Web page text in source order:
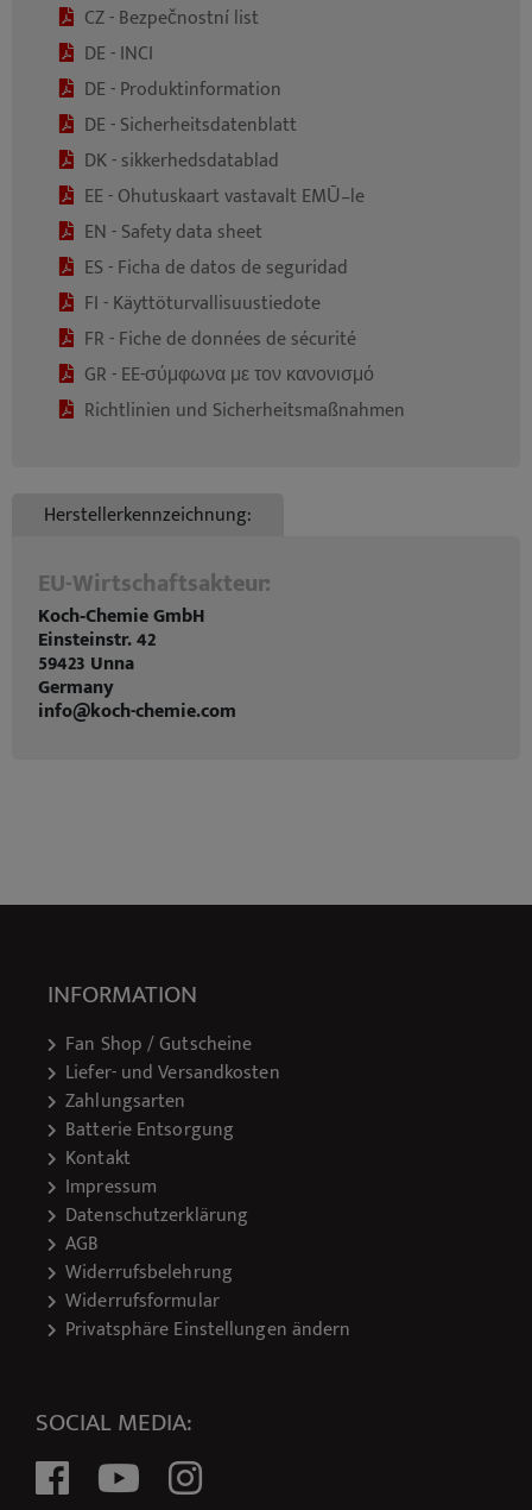
CZ - Bezpečnostní list
DE - INCI
DE - Produktinformation
DE - Sicherheitsdatenblatt
DK - sikkerhedsdatablad
EE - Ohutuskaart vastavalt EMŪ–le
EN - Safety data sheet
ES - Ficha de datos de seguridad
FI - Käyttöturvallisuustiedote
FR - Fiche de données de sécurité
GR - EE-σύμφωνα με τον κανονισμό
Richtlinien und Sicherheitsmaßnahmen
Herstellerkennzeichnung:
EU-Wirtschaftsakteur:
Koch‑Chemie GmbH
Einsteinstr. 42
59423 Unna
Germany
info@koch-chemie.com
SOCIAL MEDIA:
INFORMATION
Fan Shop / Gutscheine
Liefer- und Versandkosten
Zahlungsarten
Batterie Entsorgung
Kontakt
Impressum
Datenschutzerklärung
AGB
Widerrufsbelehrung
Widerrufsformular
Privatsphäre Einstellungen ändern